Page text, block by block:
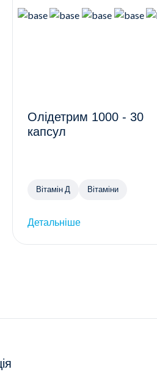
Олідетрим 1000 - 30
капсул
Вітамін Д Вітаміни
Детальніше